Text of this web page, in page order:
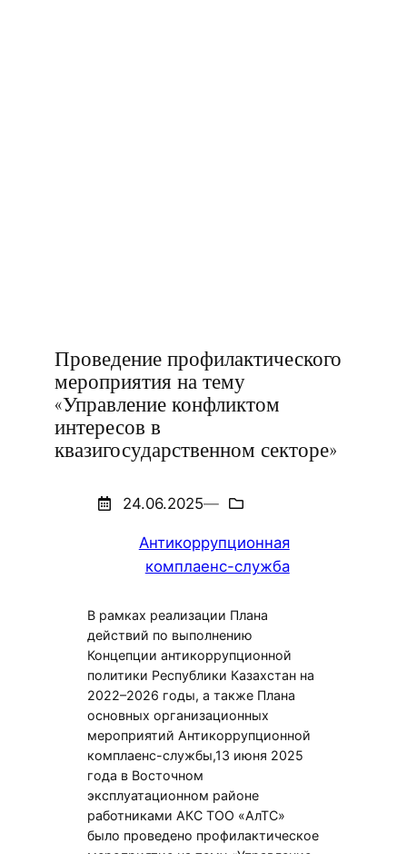
Проведение профилактического
мероприятия на тему
«Управление конфликтом
интересов в
квазигосударственном секторе»
24.06.2025—
Антикоррупционная
комплаенс-служба
В рамках реализации Плана
действий по выполнению
Концепции антикоррупционной
политики Республики Казахстан на
2022–2026 годы, а также Плана
основных организационных
мероприятий Антикоррупционной
комплаенс-службы,13 июня 2025
года в Восточном
эксплуатационном районе
работниками АКС ТОО «АлТС»
было проведено профилактическое